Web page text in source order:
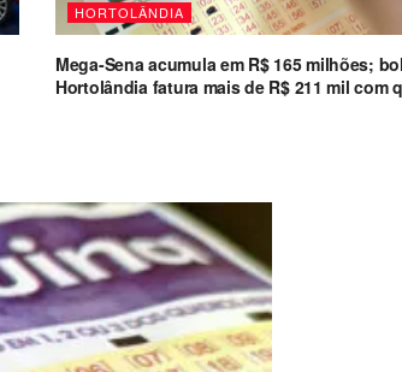
HORTOLÂNDIA
Mega-Sena acumula em R$ 165 milhões;
Hortolândia fatura mais de R$ 211 mil com